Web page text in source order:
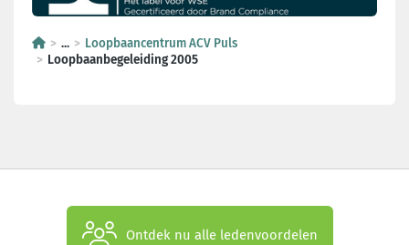
...
Loopbaancentrum ACV Puls
Loopbaanbegeleiding 2005
Ontdek nu alle ledenvoordelen